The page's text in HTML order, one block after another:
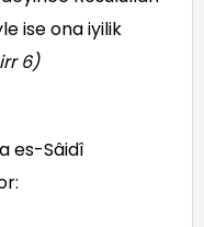
ise ona iyilik
6)
es-Sâidî